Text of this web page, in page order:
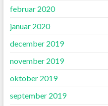
februar 2020
januar 2020
december 2019
november 2019
oktober 2019
september 2019